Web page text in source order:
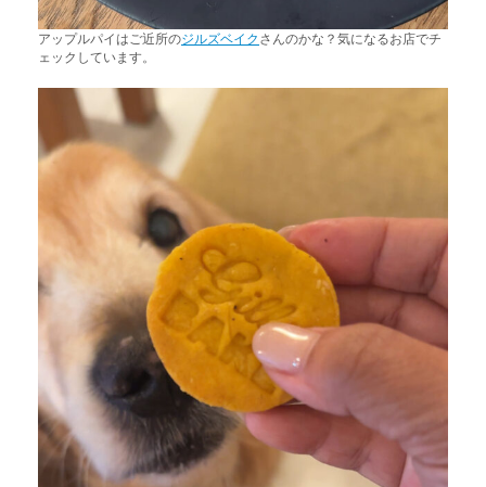
アップルパイはご近所のジルズベイク さんのかな？気になるお店でチ
ェックしています。